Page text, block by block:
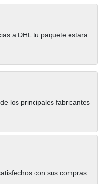
a DHL tu paquete estará
los principales fabricantes
con sus compras